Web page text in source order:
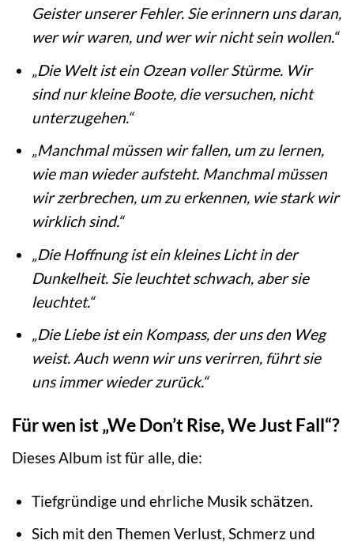
Geister unserer Fehler. Sie erinnern uns daran,
wer wir waren, und wer wir nicht sein wollen.“
„Die Welt ist ein Ozean voller Stürme. Wir
sind nur kleine Boote, die versuchen, nicht
unterzugehen.“
„Manchmal müssen wir fallen, um zu lernen,
wie man wieder aufsteht. Manchmal müssen
wir zerbrechen, um zu erkennen, wie stark wir
wirklich sind.“
„Die Hoffnung ist ein kleines Licht in der
Dunkelheit. Sie leuchtet schwach, aber sie
leuchtet.“
„Die Liebe ist ein Kompass, der uns den Weg
weist. Auch wenn wir uns verirren, führt sie
uns immer wieder zurück.“
Für wen ist „We Don’t Rise, We Just Fall“?
Dieses Album ist für alle, die:
Tiefgründige und ehrliche Musik schätzen.
Sich mit den Themen Verlust, Schmerz und